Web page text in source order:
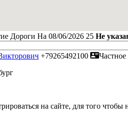
Дороги На 08/06/2026 25 Не
+79265492100
на сайте, для того чтобы